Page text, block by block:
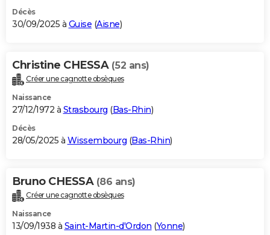
Décès
30/09/2025 à Guise (Aisne)
Christine CHESSA (52 ans)
Créer une cagnotte obsèques
Naissance
27/12/1972 à Strasbourg (Bas-Rhin)
Décès
28/05/2025 à Wissembourg (Bas-Rhin)
Bruno CHESSA (86 ans)
Créer une cagnotte obsèques
Naissance
13/09/1938 à Saint-Martin-d'Ordon (Yonne)